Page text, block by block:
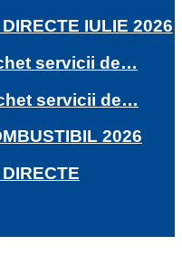
IULIE 2026
servicii de…
servicii de…
2026